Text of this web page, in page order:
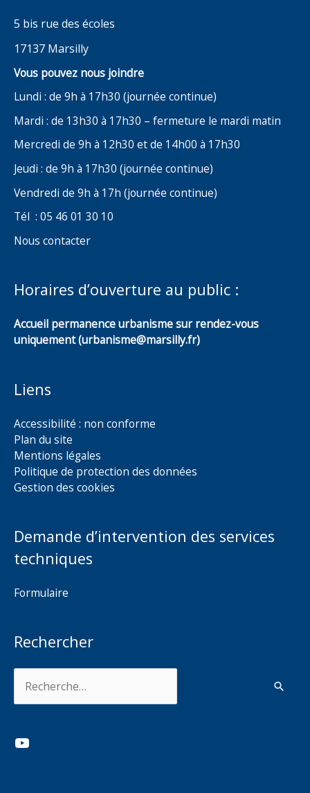
5 bis rue des écoles
17137 Marsilly
Vous pouvez nous joindre
Lundi : de 9h à 17h30 (journée continue)
Mardi : de 13h30 à 17h30 – fermeture le mardi matin
Mercredi de 9h à 12h30 et de 14h00 à 17h30
Jeudi : de 9h à 17h30 (journée continue)
Vendredi de 9h à 17h (journée continue)
Tél : 05 46 01 30 10
Nous contacter
Horaires d’ouverture au public :
Accueil permanence urbanisme sur rendez-vous
uniquement (urbanisme@marsilly.fr)
Liens
Accessibilité : non conforme
Plan du site
Mentions légales
Politique de protection des données
Gestion des cookies
Demande d’intervention des services
techniques
Formulaire
Rechercher
YouTube